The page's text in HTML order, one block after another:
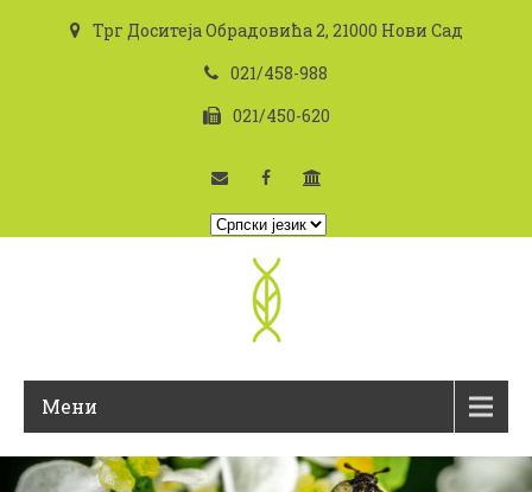
Трг Доситеја Обрадовића 2, 21000 Нови Сад
021/458-988
021/450-620
I
j
Мени